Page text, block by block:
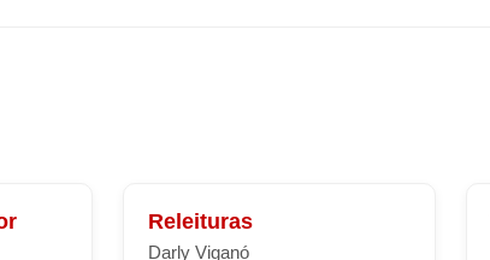
Releituras
Darly Viganó